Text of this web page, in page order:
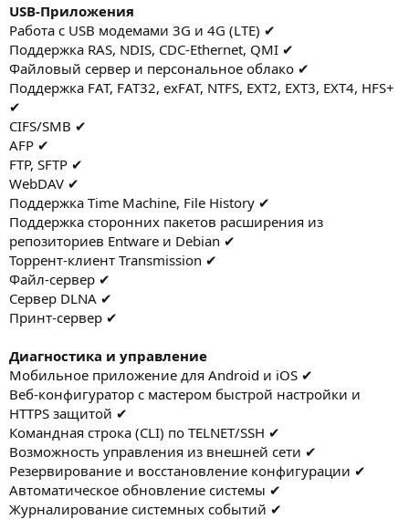
USB-Приложения
Работа с USB модемами 3G и 4G (LTE) ✔
Поддержка RAS, NDIS, CDC‑Ethernet, QMI ✔
Файловый сервер и персональное облако ✔
Поддержка FAT, FAT32, exFAT, NTFS, EXT2, EXT3, EXT4, HFS+
✔
CIFS/SMB ✔
AFP ✔
FTP, SFTP ✔
WebDAV ✔
Поддержка Time Machine, File History ✔
Поддержка сторонних пакетов расширения из
репозиториев Entware и Debian ✔
Торрент-клиент Transmission ✔
Файл-сервер ✔
Cервер DLNA ✔
Принт-сервер ✔
Диагностика и управление
Мобильное приложение для Android и iOS ✔
Веб-конфигуратор с мастером быстрой настройки и
HTTPS защитой ✔
Командная строка (CLI) по TELNET/SSH ✔
Возможность управления из внешней сети ✔
Резервирование и восстановление конфигурации ✔
Автоматическое обновление системы ✔
Журналирование системных событий ✔